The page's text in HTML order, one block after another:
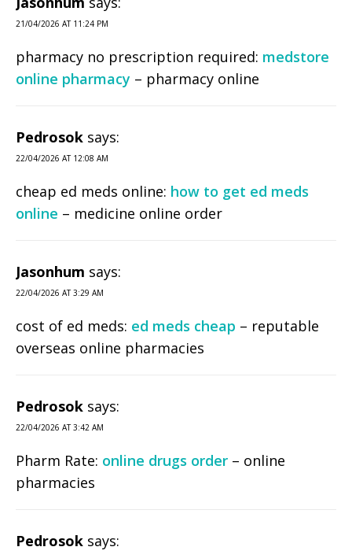
21/04/2026 AT 11:24 PM
pharmacy no prescription required: medstore
online pharmacy – pharmacy online
Pedrosok says:
22/04/2026 AT 12:08 AM
cheap ed meds online: how to get ed meds
online – medicine online order
Jasonhum says:
22/04/2026 AT 3:29 AM
cost of ed meds: ed meds cheap – reputable
overseas online pharmacies
Pedrosok says:
22/04/2026 AT 3:42 AM
Pharm Rate: online drugs order – online
pharmacies
Pedrosok says: